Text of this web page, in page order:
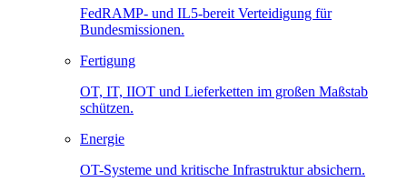
FedRAMP- und IL5-bereit Verteidigung für
Bundesmissionen.
Fertigung
OT, IT, IIOT und Lieferketten im großen Maßstab
schützen.
Energie
OT-Systeme und kritische Infrastruktur absichern.